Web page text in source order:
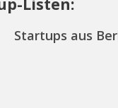
Listen:
Startups aus